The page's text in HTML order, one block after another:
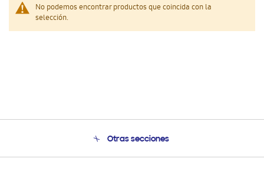
No podemos encontrar productos que coincida con la
selección.
Otras secciones